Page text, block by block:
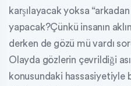
karşılayacak yoksa
yapacak?Çünkü insanın
derken de gözü mü vardı
Olayda gözlerin çevrildiği
konusundaki hassasiyetiyle